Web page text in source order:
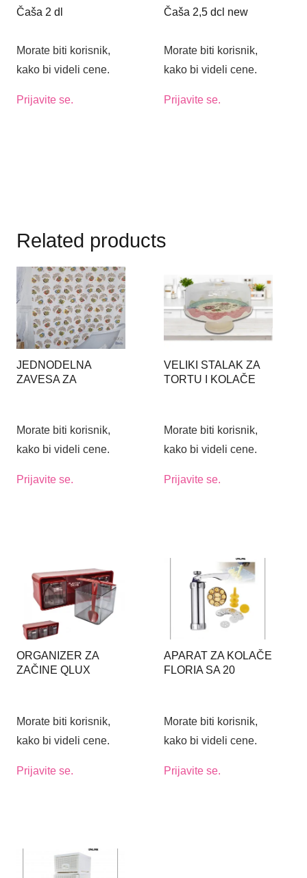
Čaša 2 dl
Morate biti korisnik,
kako bi videli cene.
Prijavite se.
Čaša 2,5 dcl new
Morate biti korisnik,
kako bi videli cene.
Prijavite se.
Related products
JEDNODELNA
ZAVESA ZA
Morate biti korisnik,
kako bi videli cene.
Prijavite se.
VELIKI STALAK ZA
TORTU I KOLAČE
Morate biti korisnik,
kako bi videli cene.
Prijavite se.
ORGANIZER ZA
ZAČINE QLUX
Morate biti korisnik,
kako bi videli cene.
Prijavite se.
APARAT ZA KOLAČE
FLORIA SA 20
Morate biti korisnik,
kako bi videli cene.
Prijavite se.